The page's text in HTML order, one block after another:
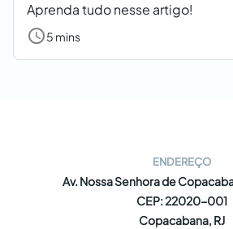
Aprenda tudo nesse artigo!
5 mins
ENDEREÇO
Av. Nossa Senhora de
CEP: 22020-001
Copacabana, RJ